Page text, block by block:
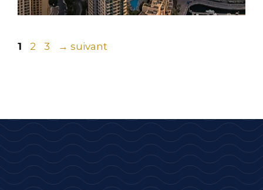
Page
1 Page
2 Page
3 → suivant